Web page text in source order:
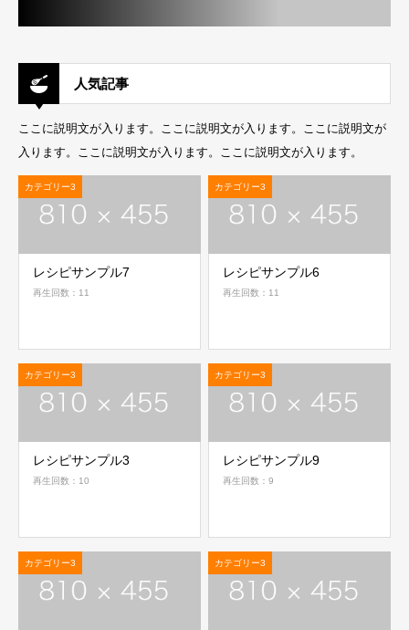
人気記事
ここに説明文が入ります。ここに説明文が入ります。ここに説明文が
入ります。ここに説明文が入ります。ここに説明文が入ります。
カテゴリー3
レシピサンプル7
再生回数：11
カテゴリー3
レシピサンプル6
再生回数：11
カテゴリー3
レシピサンプル3
再生回数：10
カテゴリー3
レシピサンプル9
再生回数：9
カテゴリー3 カテゴリー3